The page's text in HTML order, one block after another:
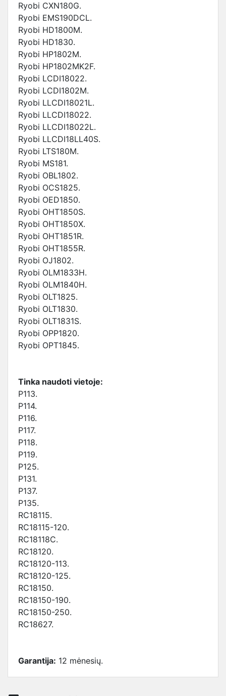
Ryobi CXN180G.
Ryobi EMS190DCL.
Ryobi HD1800M.
Ryobi HD1830.
Ryobi HP1802M.
Ryobi HP1802MK2F.
Ryobi LCDI18022.
Ryobi LCDI1802M.
Ryobi LLCDI18021L.
Ryobi LLCDI18022.
Ryobi LLCDI18022L.
Ryobi LLCDI18LL40S.
Ryobi LTS180M.
Ryobi MS181.
Ryobi OBL1802.
Ryobi OCS1825.
Ryobi OED1850.
Ryobi OHT1850S.
Ryobi OHT1850X.
Ryobi OHT1851R.
Ryobi OHT1855R.
Ryobi OJ1802.
Ryobi OLM1833H.
Ryobi OLM1840H.
Ryobi OLT1825.
Ryobi OLT1830.
Ryobi OLT1831S.
Ryobi OPP1820.
Ryobi OPT1845.
Tinka naudoti vietoje:
P113.
P114.
P116.
P117.
P118.
P119.
P125.
P131.
P137.
P135.
RC18115.
RC18115-120.
RC18118C.
RC18120.
RC18120-113.
RC18120-125.
RC18150.
RC18150-190.
RC18150-250.
RC18627.
Garantija: 12 mėnesių.